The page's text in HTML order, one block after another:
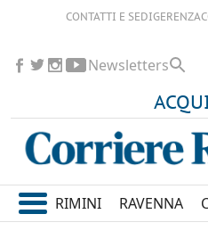
CONTATTI E SEDIGERENZA
Newsletters
RIMINI RAVENNA